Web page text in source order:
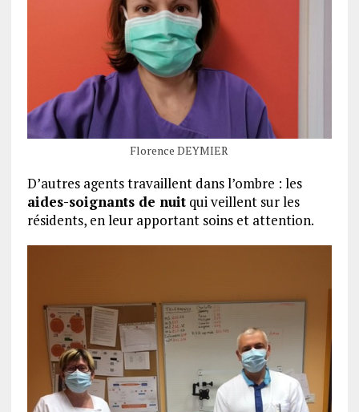
Florence DEYMIER
D’autres agents travaillent dans l’ombre : les
aides-soignants de nuitqui veillent sur les
résidents, en leur apportant soins et attention.